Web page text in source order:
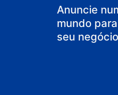
o
Anuncie
mundo
seu